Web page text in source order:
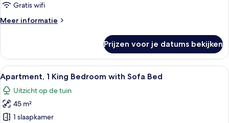
Gratis wifi
Meer informatie
Meer
Prijzen voor je datums bekijken
Alle
foto's
voor
Apartment,
19
Apartment, 1 King Bedroom with Sofa Bed
Uitzicht op de tuin
45 m²
1 slaapkamer